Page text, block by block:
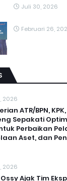
Juli 30, 2026
Februari 26,
2026
ATR/BPN,
Sepakati
Perbaikan
Aset, dan
2026
Ajak Tim